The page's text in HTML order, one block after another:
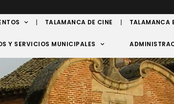
TALAMANCA DE CINE TALAMANCA
Y SERVICIOS MUNICIPALES